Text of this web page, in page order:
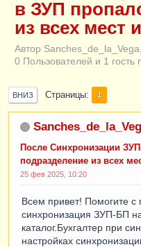
в ЗУП
из всех мест
Автор
0 Пользователей и 1 гость
ВНИЗ Страницы 1
После Синхронизации
подразделение из всех
25 фев 2025, 10:20
Всем привет! Помогите
синхронизация ЗУП-БП
каталог.Бухгалтер при
настройках